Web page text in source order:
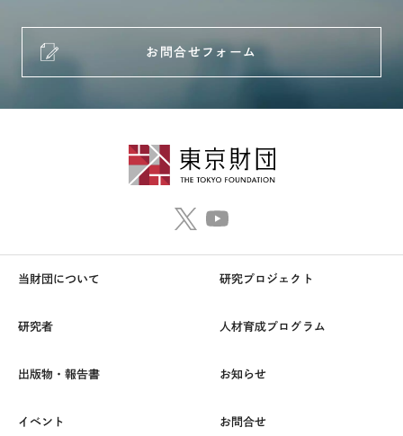
お問合せフォーム
当財団について 研究プロジェクト
研究者 人材育成プログラム
出版物・報告書 お知らせ
イベント お問合せ